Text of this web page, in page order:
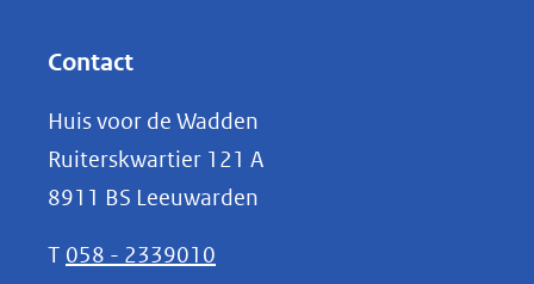
(verwijst
naar
een
andere
Contact
Huis voor de Wadden
Ruiterskwartier 121 A
8911 BS Leeuwarden
T 058 - 2339010